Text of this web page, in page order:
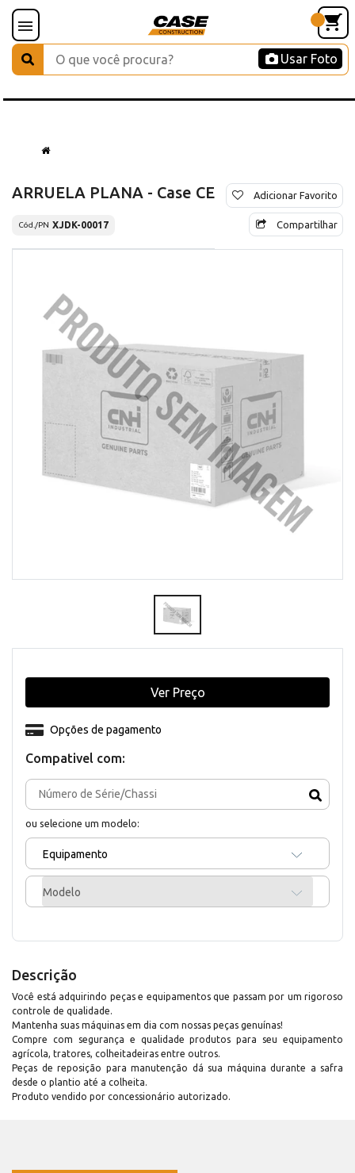
Usar Foto
ARRUELA PLANA - Case CE
Cód./PN XJDK-00017
Adicionar Favorito
Compartilhar
Compativel com:
ou selecione um modelo:
Equipamento
Modelo
Opções de pagamento
Ver Preço
Descrição
Você está adquirindo peças e equipamentos que passam por um rigoroso
controle de qualidade.
Mantenha suas máquinas em dia com nossas peças genuínas!
Compre com segurança e qualidade produtos para seu equipamento
agrícola, tratores, colheitadeiras entre outros.
Peças de reposição para manutenção dá sua máquina durante a safra
desde o plantio até a colheita.
Produto vendido por concessionário autorizado.